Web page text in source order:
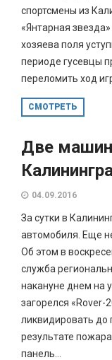
спортсмены из
«Янтарная
хозяева поля
периоде гусевцы
переломить ход
СМОТРЕТЬ
Две
04.09.2016
За сутки в
автомобиля. Еще
Об этом в
служба
накануне днем на
загорелся «Rover-
ликвидировать
результате
панель...